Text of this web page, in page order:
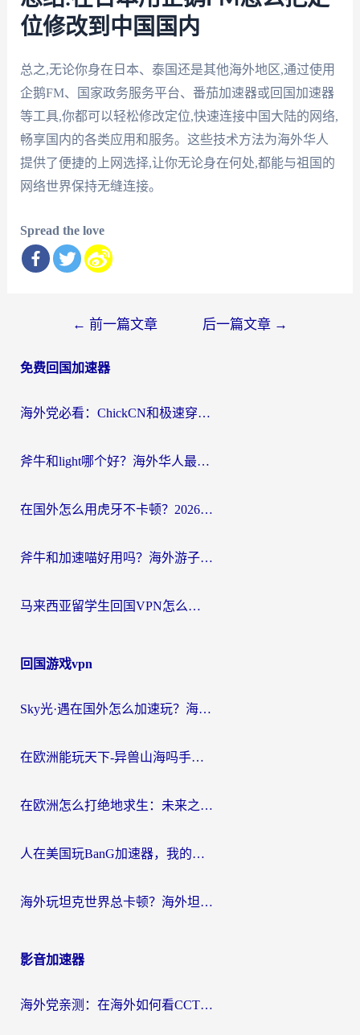
位修改到中国国内
总之,无论你身在日本、泰国还是其他海外地区,通过使用
企鹅FM、国家政务服务平台、番茄加速器或回国加速器
等工具,你都可以轻松修改定位,快速连接中国大陆的网络,
畅享国内的各类应用和服务。这些技术方法为海外华人
提供了便捷的上网选择,让你无论身在何处,都能与祖国的
网络世界保持无缝连接。
Spread the love
导
← 前一篇文章 后一篇文章 →
免费回国加速器
海外党必看：ChickCN和极速穿梭VPN好用吗？3招教你选对回国加速器无缝刷国内资源
斧牛和light哪个好？海外华人最关心的回国加速器选择难题，一篇讲透
在国外怎么用虎牙不卡顿？2026海外华人亲测有效的回国加速器选择指南
斧牛和加速喵好用吗？海外游子的真实选择困境
马来西亚留学生回国VPN怎么选？3个避坑点+1款实测好用的加速器推荐
回国游戏vpn
Sky光·遇在国外怎么加速玩？海外党亲测有效的国服游戏加速指南
在欧洲能玩天下-异兽山海吗手游？海外玩家的加速器生存指南
在欧洲怎么打绝地求生：未来之役不卡？留学生亲测的加速器避坑指南
人在美国玩BanG加速器，我的延迟终于绿了
海外玩坦克世界总卡顿？海外坦克世界加速器有哪些？实测好用的选择在这里
影音加速器
海外党亲测：在海外如何看CCTV？告别“仅限大陆播放”的实用指南